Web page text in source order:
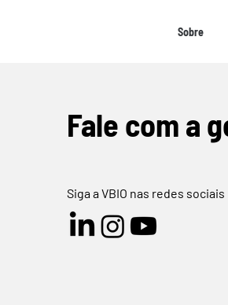
Sobre
Fale com a
Siga a VBIO nas redes sociais